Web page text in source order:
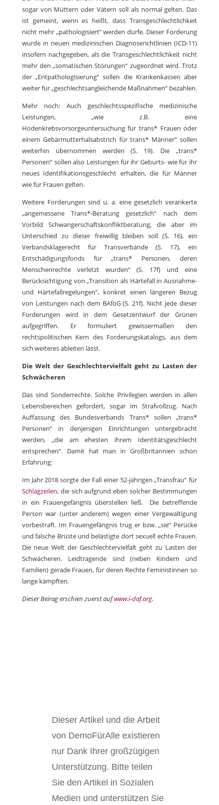
sogar von Müttern oder Vätern soll als normal gelten. Das
ist gemeint, wenn es heißt, dass Transgeschlechtlichkeit
nicht mehr „pathologisiert“ werden dürfe. Dieser Forderung
wurde in neuen medizinischen Diagnoserichtlinien (ICD-11)
insofern nachgegeben, als die Transgeschlechtlichkeit nicht
mehr den „somatischen Störungen“ zugeordnet wird. Trotz
der „Entpathologisierung“ sollen die Krankenkassen aber
weiter für „geschlechtsangleichende Maßnahmen“ bezahlen.
Mehr noch: Auch geschlechtsspezifische medizinische
Leistungen, „wie z.B. eine
Hodenkrebsvorsorgeuntersuchung für trans* Frauen oder
einem Gebärmutterhalsabstrich für trans* Männer“ sollen
weiterhin übernommen werden (S. 19). Die „trans*
Personen“ sollen also Leistungen für ihr Geburts- wie für ihr
neues Identifikationsgeschlecht erhalten, die für Männer
wie für Frauen gelten.
Weitere Forderungen sind u. a. eine gesetzlich verankerte
„angemessene Trans*-Beratung gesetzlich“ nach dem
Vorbild Schwangerschaftskonfliktberatung, die aber im
Unterschied zu dieser freiwillig bleiben soll (S. 16), ein
Verbandsklagerecht für Transverbände (S. 17), ein
Entschädigungsfonds für „trans* Personen, deren
Menschenrechte verletzt wurden“ (S. 17f) und eine
Berücksichtigung von „Transition als Härtefall in Ausnahme-
und Härtefallregelungen“, konkret einen längeren Bezug
von Leistungen nach dem BAföG (S. 21f). Nicht jede dieser
Forderungen wird in dem Gesetzentwurf der Grünen
aufgegriffen. Er formuliert gewissermaßen den
rechtspolitischen Kern des Forderungskatalogs, aus dem
sich weiteres ableiten lässt.
Die Welt der Geschlechtervielfalt geht zu Lasten der
Schwächeren
Das sind Sonderrechte. Solche Privilegien werden in allen
Lebensbereichen gefordert, sogar im Strafvollzug. Nach
Auffassung des Bundesverbands Trans* sollen „trans*
Personen“ in denjenigen Einrichtungen untergebracht
werden, „die am ehesten ihrem Identitätsgeschlecht
entsprechen“. Damit hat man in Großbritannien schon
Erfahrung:
Im Jahr 2018 sorgte der Fall einer 52-jährigen „Transfrau“ für
Schlagzeilen, die sich aufgrund eben solcher Bestimmungen
in ein Frauengefängnis überstellen ließ. Die betreffende
Person war (unter anderem) wegen einer Vergewaltigung
vorbestraft. Im Frauengefängnis trug er bzw. „sie“ Perücke
und falsche Brüste und belästigte dort sexuell echte Frauen.
Die neue Welt der Geschlechtervielfalt geht zu Lasten der
Schwächeren. Leidtragende sind (neben Kindern und
Familien) gerade Frauen, für deren Rechte Feministinnen so
lange kämpften.
Dieser Beirag erschien zuerst aufwww.i-daf.org.
Dieser Artikel und die Arbeit
von DemoFürAlle existieren
nur Dank Ihrer großzügigen
Unterstützung. Bitte teilen
Sie den Artikel in Sozialen
Medien und unterstützen Sie